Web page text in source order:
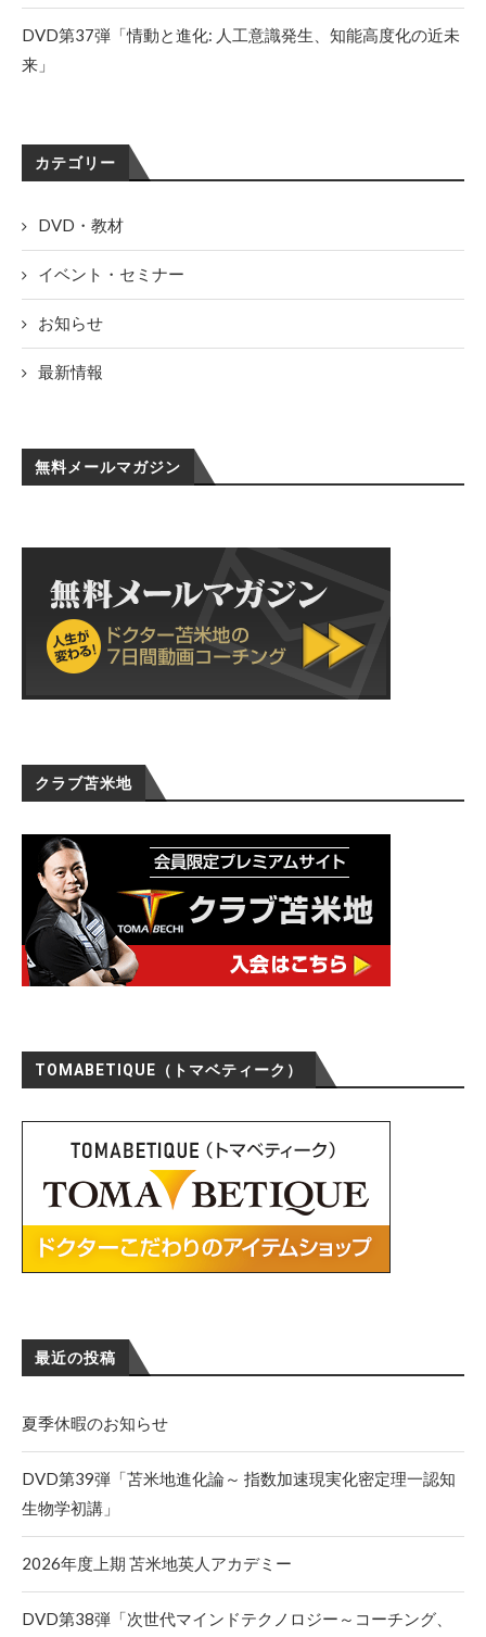
最近の投稿
夏季休暇のお知らせ
DVD第39弾「苫米地進化論～ 指数加速現実化密定理一認知
生物学初講」
2026年度上期 苫米地英人アカデミー
DVD第38弾「次世代マインドテクノロジー～コーチング、
DVD第37弾「情動と進化: 人工意識発生、知能高度化の近未
来」
カテゴリー
DVD・教材
イベント・セミナー
お知らせ
最新情報
無料メールマガジン
クラブ苫米地
TOMABETIQUE（トマベティーク）